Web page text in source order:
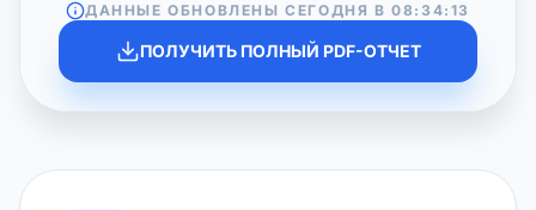
ДАННЫЕ ОБНОВЛЕНЫ СЕГОДНЯ В08:34:13
ПОЛУЧИТЬ ПОЛНЫЙ PDF-ОТЧЕТ